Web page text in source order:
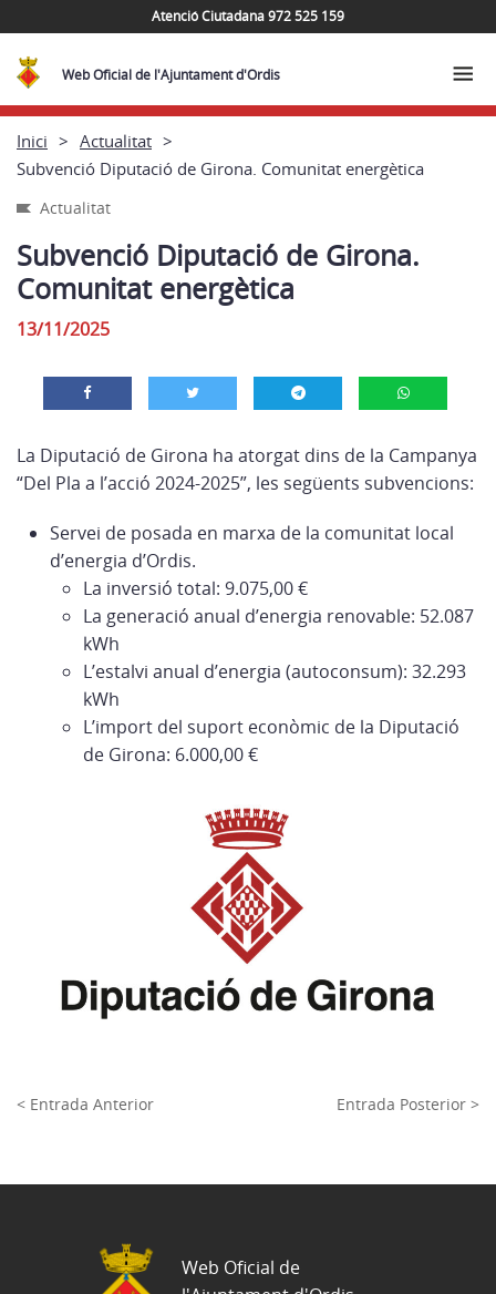
Atenció Ciutadana 972 525 159
Web Oficial de l'Ajuntament d'Ordis
Inici
Actualitat
Subvenció Diputació de Girona. Comunitat energètica
Actualitat
Subvenció Diputació de Girona.
Comunitat energètica
13/11/2025
La Diputació de Girona ha atorgat dins de la Campanya
“Del Pla a l’acció 2024-2025”, les següents subvencions:
Servei de posada en marxa de la comunitat local
d’energia d’Ordis.
La inversió total: 9.075,00 €
La generació anual d’energia renovable: 52.087
kWh
L’estalvi anual d’energia (autoconsum): 32.293
kWh
L’import del suport econòmic de la Diputació
de Girona: 6.000,00 €
< Entrada Anterior Entrada Posterior >
Web Oficial de